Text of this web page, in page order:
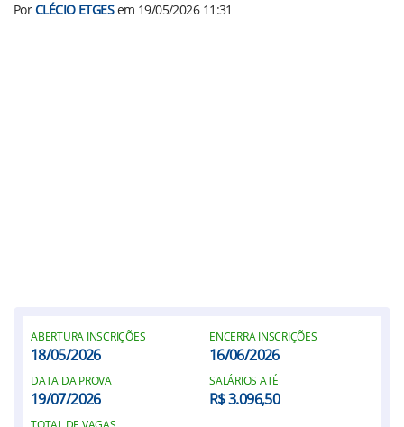
PorCLÉCIO ETGESem 19/05/2026 11:31
ABERTURA INSCRIÇÕES
18/05/2026
ENCERRA INSCRIÇÕES
16/06/2026
DATA DA PROVA
19/07/2026
SALÁRIOS ATÉ
R$ 3.096,50